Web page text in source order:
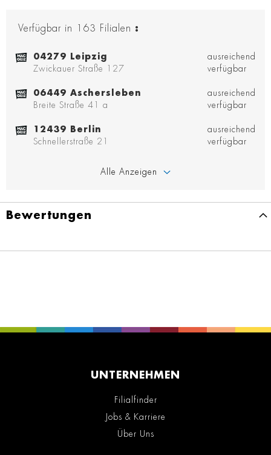
Verfügbar in 163 Filialen :
04279 Leipzig
Zwickauer Straße 127
ausreichend
verfügbar
06449 Aschersleben
Breite Straße 41 a
ausreichend
verfügbar
12439 Berlin
Schnellerstraße 21
ausreichend
verfügbar
Alle Anzeigen
Bewertungen
UNTERNEHMEN
Filialfinder
Jobs & Karriere
Über Uns